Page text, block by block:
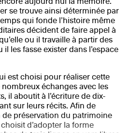
se trouve ainsi déterminée par
qui fonde l’histoire même
décident de faire appel à
ou il travaille à partir des
il les fasse exister dans l’espace
est choisi pour réaliser cette
échanges avec les
il aboutit à l’écriture de dix-
sur leurs récits. Afin de
préservation du patrimoine
d’adopter la forme